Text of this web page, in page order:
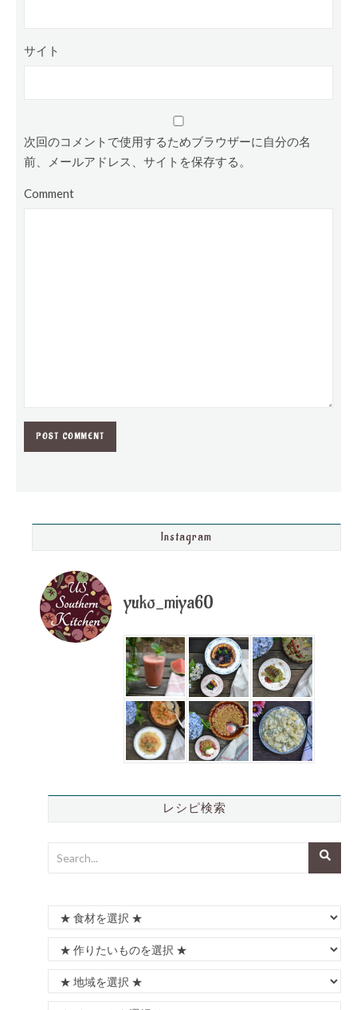
サイト
次回のコメントで使用するためブラウザーに自分の名
前、メールアドレス、サイトを保存する。
Comment
Instagram
yuko_miya60
レシピ検索